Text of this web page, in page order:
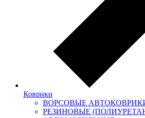
Коврики
ВОРСОВЫЕ
РЕЗИНОВЫЕ